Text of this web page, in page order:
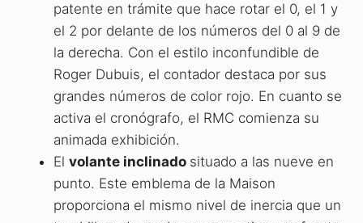
patente en trámite que hace rotar el 0, el 1 y
el 2 por delante de los números del 0 al 9 de
la derecha. Con el estilo inconfundible de
Roger Dubuis, el contador destaca por sus
grandes números de color rojo. En cuanto se
activa el cronógrafo, el RMC comienza su
animada exhibición.
El volante inclinado situado a las nueve en
punto. Este emblema de la Maison
proporciona el mismo nivel de inercia que un